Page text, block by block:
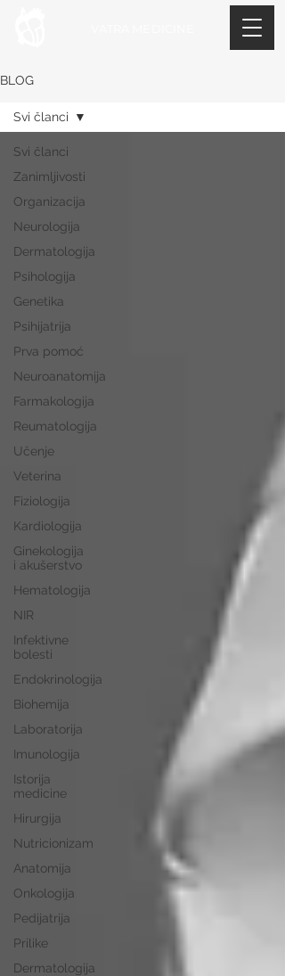
BLOG
Svi članci
Zanimljivosti
Organizacija
Neurologija
Dermatologija
Psihologija
Genetika
Psihijatrija
Prva pomoć
Neuroanatomija
Farmakologija
Reumatologija
Učenje
Veterina
Fiziologija
Kardiologija
Ginekologija
i akušerstvo
Hematologija
NIR
Infektivne
bolesti
Endokrinologija
Biohemija
Laboratorija
Imunologija
Istorija
medicine
Hirurgija
Nutricionizam
Anatomija
Onkologija
Pedijatrija
Prilike
Dermatologija
Svi članci